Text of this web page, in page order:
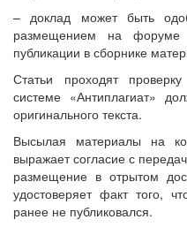
– доклад может быть
размещением на
публикации в сборнике
Статьи проходят
системе «Антиплагиат»
оригинального текста.
Высылая материалы на
выражает согласие с
размещение в отрытом
удостоверяет факт того,
ранее не публиковался.